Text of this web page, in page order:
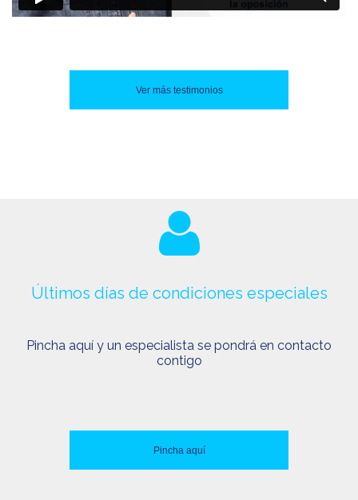
Ver más testimonios
Últimos días de condiciones especiales
Pincha aquí y un especialista se pondrá en contacto
contigo
Pincha aquí